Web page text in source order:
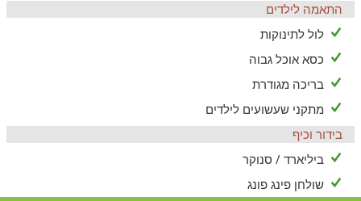
התאמה לילדים
לול לתינוקות
כסא אוכל גבוה
בריכה מגודרת
מתקני שעשועים לילדים
בידור וכיף
ביליארד / סנוקר
שולחן פינג פונג